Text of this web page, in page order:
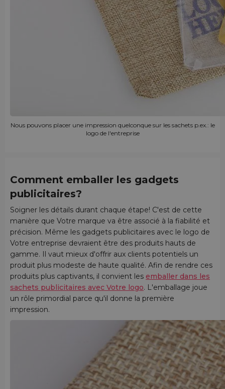
Nous pouvons placer une impression quelconque sur les sachets p.ex.: le
logo de l'entreprise
Comment emballer les gadgets
publicitaires?
Soigner les détails durant chaque étape! C'est de cette
manière que Votre marque va être associé à la fiabilité et
précision. Même les gadgets publicitaires avec le logo de
Votre entreprise devraient être des produits hauts de
gamme. Il vaut mieux d'offrir aux clients potentiels un
produit plus modeste de haute qualité. Afin de rendre ces
produits plus captivants, il convient les emballer dans les
sachets publicitaires avec Votre logo. L'emballage joue
un rôle primordial parce qu'il donne la première
impression.